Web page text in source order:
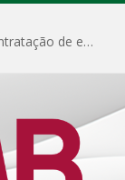
DISPENSA DE LICITAÇÃO Nº 003/2026 ( Contratação de empresa para fornecimento de gêneros alimentícios não perecíveis, materiais de expediente, descartáveis, copa e cozinha, para análise e posterior publicação.)